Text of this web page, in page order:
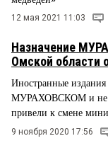
12 мая 2021 11:03
Назначение
Омской области
Иностранные
МУРАХОВСКОМ и не
привели к смене
9 ноября 2020 17:56